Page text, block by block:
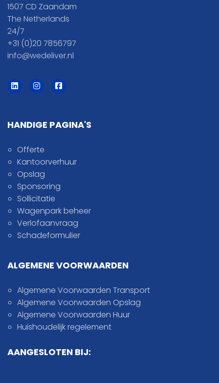
1507 CD Zaandam
The Netherlands
24/7
+31 (0)20 7856797
info@wedeliver.nl
HANDIGE PAGINA'S
Offerte
Kantoorverhuur
Opslag
Sponsoring
Sollicitatie
Wagenpark beheer
Verlofaanvraag
Schadeformulier
ALGEMENE VOORWAARDEN
Algemene Voorwaarden Transport
Algemene Voorwaarden Opslag
Algemene Voorwaarden Huur
Huishoudelijk regelement
AANGESLOTEN BIJ: